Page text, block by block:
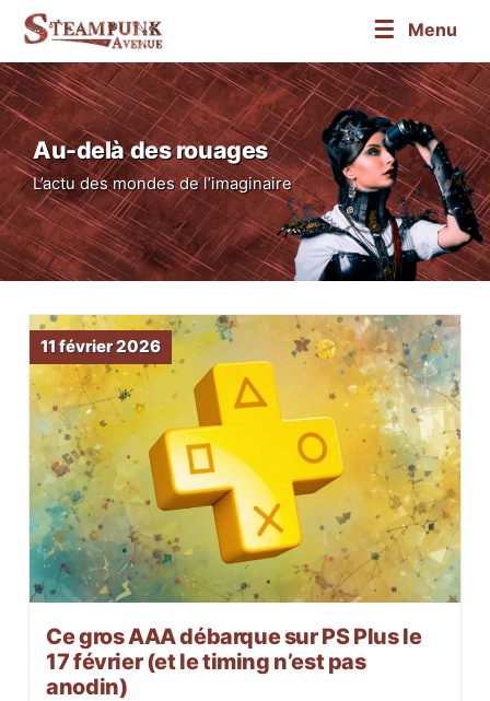
☰ Menu
Au-delà des rouages
L’actu des mondes de l’imaginaire
11 février 2026
Ce gros AAA débarque sur PS Plus le
17 février (et le timing n’est pas
anodin)